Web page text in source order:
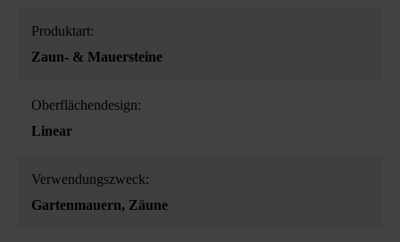
Produktart:
Zaun- & Mauersteine
Oberflächendesign:
Linear
Verwendungszweck:
Gartenmauern, Zäune